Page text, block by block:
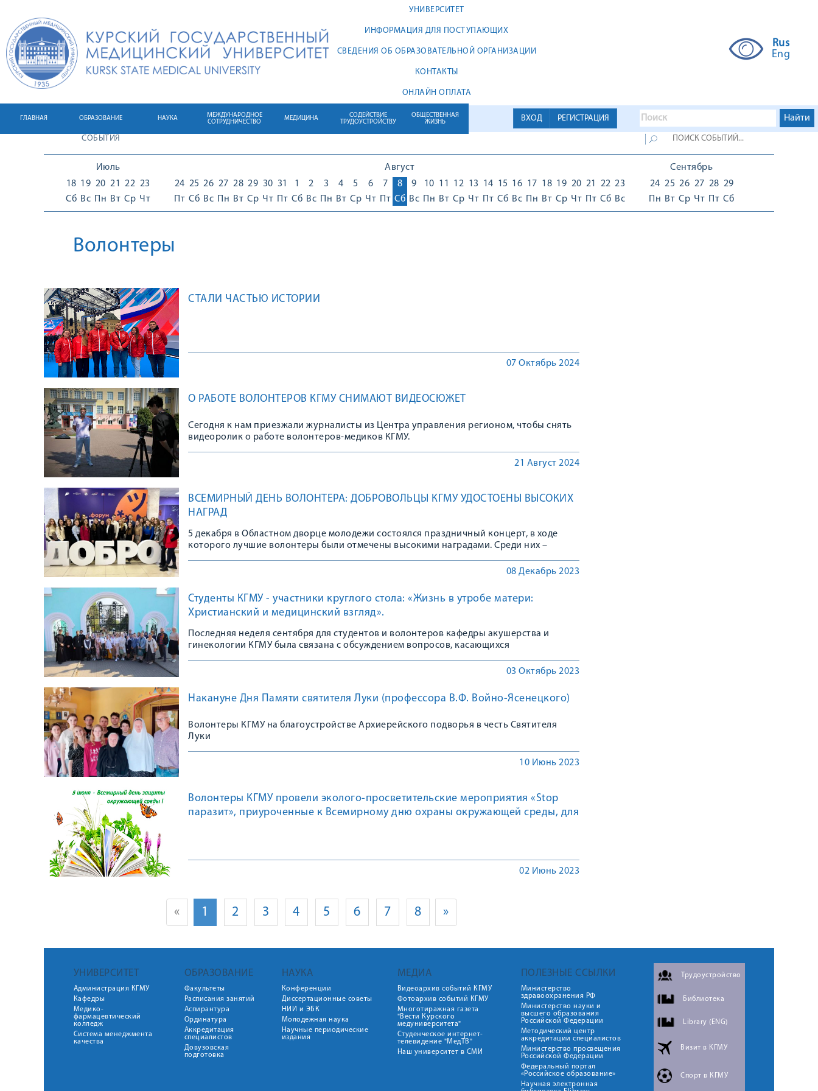
УНИВЕРСИТЕТ
ИНФОРМАЦИЯ ДЛЯ ПОСТУПАЮЩИХ
СВЕДЕНИЯ ОБ ОБРАЗОВАТЕЛЬНОЙ ОРГАНИЗАЦИИ
КОНТАКТЫ
ОНЛАЙН ОПЛАТА
Rus
Eng
ВХОД РЕГИСТРАЦИЯ
ГЛАВНАЯ ОБРАЗОВАНИЕ НАУКА
МЕЖДУНАРОДНОЕ
СОТРУДНИЧЕСТВО
МЕДИЦИНА
СОДЕЙСТВИЕ
ТРУДОУСТРОЙСТВУ
ОБЩЕСТВЕННАЯ
ЖИЗНЬ
СОБЫТИЯ
Июль
18
Сб
19
Вс
20
Пн
21
Вт
22
Ср
23
Чт
Август
24
Пт
25
Сб
26
Вс
27
Пн
28
Вт
29
Ср
30
Чт
31
Пт
1
Сб
2
Вс
3
Пн
4
Вт
5
Ср
6
Чт
7
Пт
8
Сб
9
Вс
10
Пн
11
Вт
12
Ср
13
Чт
14
Пт
15
Сб
16
Вс
17
Пн
18
Вт
19
Ср
20
Чт
21
Пт
22
Сб
23
Вс
Сентябрь
24
Пн
25
Вт
26
Ср
27
Чт
28
Пт
29
Сб
Волонтеры
СТАЛИ ЧАСТЬЮ ИСТОРИИ
07 Октябрь 2024
О РАБОТЕ ВОЛОНТЕРОВ КГМУ СНИМАЮТ ВИДЕОСЮЖЕТ
Сегодня к нам приезжали журналисты из Центра управления регионом, чтобы снять
видеоролик о работе волонтеров-медиков КГМУ.
21 Август 2024
ВСЕМИРНЫЙ ДЕНЬ ВОЛОНТЕРА: ДОБРОВОЛЬЦЫ КГМУ УДОСТОЕНЫ ВЫСОКИХ
НАГРАД
5 декабря в Областном дворце молодежи состоялся праздничный концерт, в ходе
которого лучшие волонтеры были отмечены высокими наградами. Среди них –
08 Декабрь 2023
Студенты КГМУ - участники круглого стола: «Жизнь в утробе матери:
Христианский и медицинский взгляд».
Последняя неделя сентября для студентов и волонтеров кафедры акушерства и
гинекологии КГМУ была связана с обсуждением вопросов, касающихся
03 Октябрь 2023
Накануне Дня Памяти святителя Луки (профессора В.Ф. Войно-Ясенецкого)
Волонтеры КГМУ на благоустройстве Архиерейского подворья в честь Святителя
Луки
10 Июнь 2023
Волонтеры КГМУ провели эколого-просветительские мероприятия «Stop
паразит», приуроченные к Всемирному дню охраны окружающей среды, для
02 Июнь 2023
« 1 2 3 4 5 6 7 8 »
УНИВЕРСИТЕТ
Администрация КГМУ
Кафедры
Медико-
фармацевтический
колледж
Система менеджмента
качества
ОБРАЗОВАНИЕ
Факультеты
Расписания занятий
Аспирантура
Ординатура
Аккредитация
специалистов
Довузовская
подготовка
НАУКА
Конференции
Диссертационные советы
НИИ и ЭБК
Молодежная наука
Научные периодические
издания
МЕДИА
Видеоархив событий КГМУ
Фотоархив событий КГМУ
Многотиражная газета
"Вести Курского
медуниверситета"
Студенческое интернет-
телевидение "МедТВ"
Наш университет в СМИ
ПОЛЕЗНЫЕ ССЫЛКИ
Министерство
здравоохранения РФ
Министерство науки и
высшего образования
Российской Федерации
Методический центр
аккредитации специалистов
Министерство просвещения
Российской Федерации
Федеральный портал
«Российское образование»
Научная электронная
Трудоустройство
Библиотека
Library (ENG)
Визит в КГМУ
Спорт в КГМУ